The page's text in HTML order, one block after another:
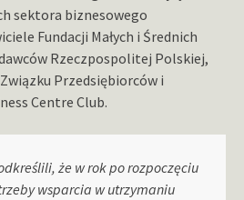
sektora biznesowego
Fundacji Małych i Średnich
Rzeczpospolitej Polskiej,
Przedsiębiorców i
Centre Club.
że w rok po rozpoczęciu
wsparcia w utrzymaniu